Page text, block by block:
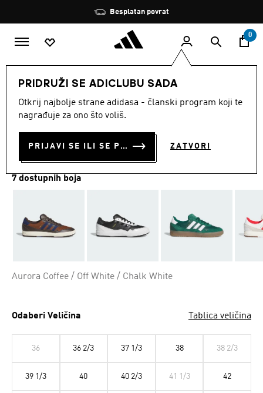
Zaustavi
rotaciju
Besplatan povrat
0
PRIDRUŽI SE ADICLUBU SADA
Otkrij najbolje strane adidasa - članski program koji te
nagrađuje za ono što voliš.
PRIJAVI SE ILI SE PRIDRUŽI SADA ZATVORI
MODNE MARKE
TENISICE TYSHAWN II
€ 100.00
7 dostupnih boja
Aurora Coffee / Off White / Chalk White
Odaberi Veličina Tablica veličina
36 36 2/3 37 1/3 38 38 2/3
39 1/3 40 40 2/3 41 1/3 42